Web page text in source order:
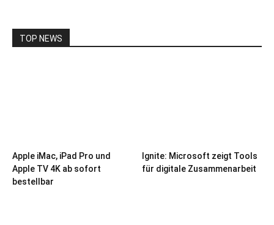
TOP NEWS
Apple iMac, iPad Pro und
Apple TV 4K ab sofort
bestellbar
Ignite: Microsoft zeigt Tools
für digitale Zusammenarbeit